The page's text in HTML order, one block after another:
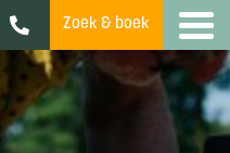
Zoek & boek